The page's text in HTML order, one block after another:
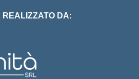
REALIZZATO DA: